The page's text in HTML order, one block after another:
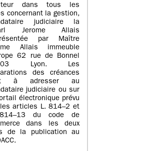
dans tous les
concernant la gestion,
judiciaire la
Jerome Allais
par Maître
Allais immeuble
62 rue de Bonnel
Lyon. Les
des créances
à adresser au
judiciaire ou sur
électronique prévu
articles L. 814–2 et
du code de
dans les deux
de la publication au